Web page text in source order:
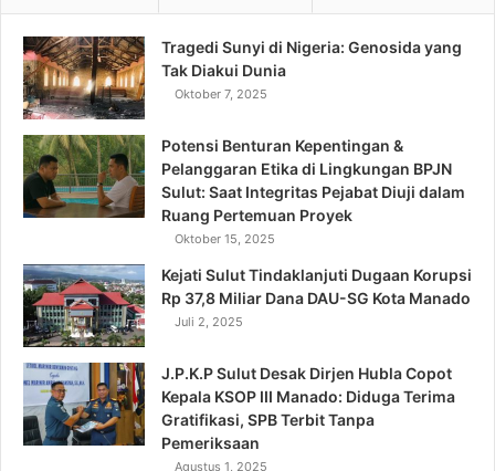
Tragedi Sunyi di Nigeria: Genosida yang
Tak Diakui Dunia
Oktober 7, 2025
Potensi Benturan Kepentingan &
Pelanggaran Etika di Lingkungan BPJN
Sulut: Saat Integritas Pejabat Diuji dalam
Ruang Pertemuan Proyek
Oktober 15, 2025
Kejati Sulut Tindaklanjuti Dugaan Korupsi
Rp 37,8 Miliar Dana DAU-SG Kota Manado
Juli 2, 2025
J.P.K.P Sulut Desak Dirjen Hubla Copot
Kepala KSOP III Manado: Diduga Terima
Gratifikasi, SPB Terbit Tanpa
Pemeriksaan
Agustus 1, 2025